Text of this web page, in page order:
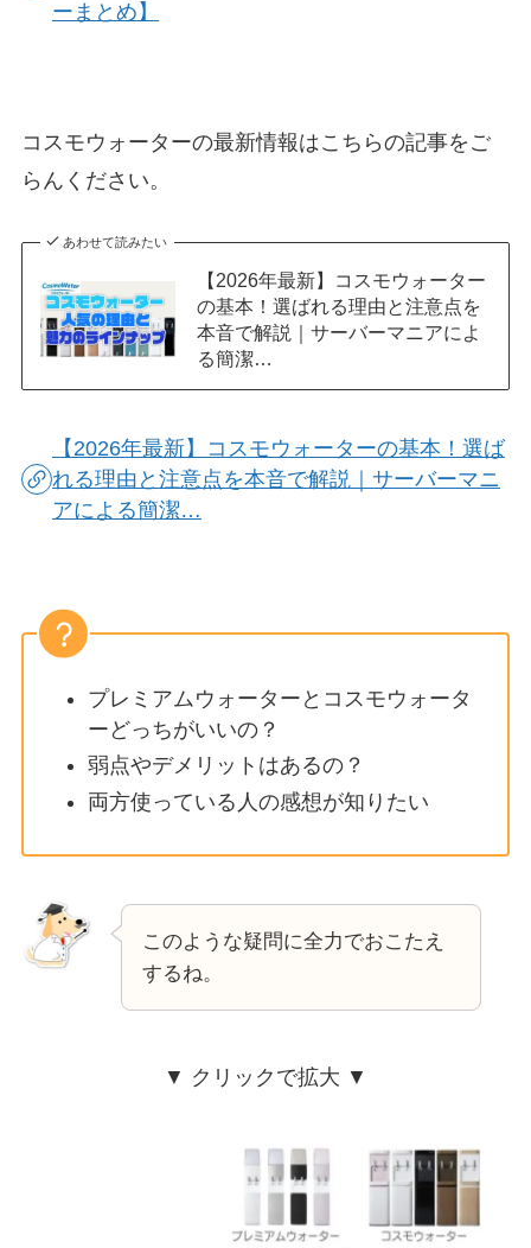
ーまとめ】
コスモウォーターの最新情報はこちらの記事をご
らんください。
あわせて読みたい
【2026年最新】コスモウォーター
の基本！選ばれる理由と注意点を
本音で解説｜サーバーマニアによ
る簡潔…
【2026年最新】コスモウォーターの基本！選ば
れる理由と注意点を本音で解説｜サーバーマニ
アによる簡潔…
プレミアムウォーターとコスモウォータ
ーどっちがいいの？
弱点やデメリットはあるの？
両方使っている人の感想が知りたい
このような疑問に全力でおこたえ
するね。
▼ クリックで拡大 ▼